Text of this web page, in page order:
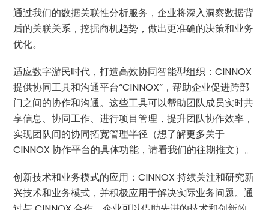
通过我们的数据关联性分析服务，企业将深入洞察数据背
后的关联关系，挖掘商机趋势，做出更准确的决策和业务
优化。
适应数字游民时代，打造高效协同智能型组织：CINNOX
提供协同工具和沟通平台“CINNOX”，帮助企业促进跨部
门之间的协作和沟通。这些工具可以帮助团队成员实时共
享信息、协同工作、进行项目管理，提升团队协作效率，
实现团队间的协同拓宽管理半径（想了解更多关于
CINNOX 协作平台的具体功能，请看我们的往期推文）。
创新技术和业务模式的应用：CINNOX 持续关注和研究新
兴技术和业务模式，并积极应用于解决实际业务问题。通